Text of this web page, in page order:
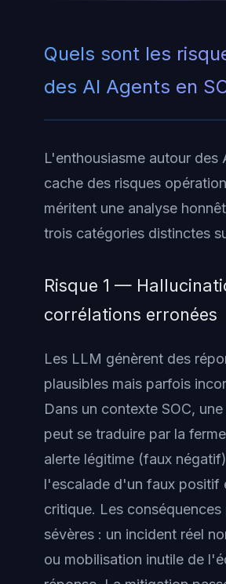
Quels sont les
des AI Agents en
L'enthousiasme autour des
cache des risques
méritent une analyse
trois catégories distinctes
Risque 1 —
corrélations erronées
Les LLM génèrent des
plausibles mais parfois
Dans un contexte SOC,
peut se traduire par la
alerte légitime (faux
l'escalade d'un faux positif
critique. Les
sévères : un incident réel
ou mobilisation inutile de